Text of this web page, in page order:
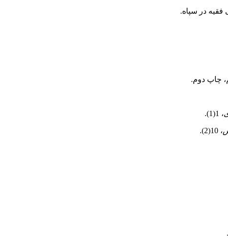
فقیه در سپاه.
چاپ دوم.
، 1(1).
، 10(2).